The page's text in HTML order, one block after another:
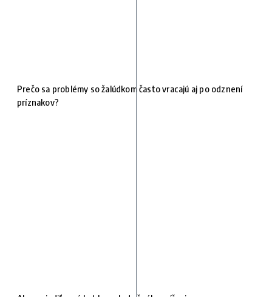
Prečo sa problémy so žalúdkom často vracajú aj po odznení
príznakov?